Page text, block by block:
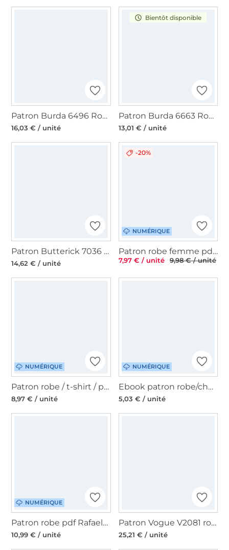
Patron Burda 6496 Robe, en français
16,03 € / unité
Bientôt disponible
Patron Burda 6663 Robe, en français
13,01 € / unité
Patron Butterick 7036 combinaison pour femmes, version papier, taille 32-40, en français
14,62 € / unité
NUMÉRIQUE
-20%
Patron robe femme pdf Elele Long TOSCAminni Schnittmanufaktur, en allemand
7,97 € / unité 9,98 € / unité
NUMÉRIQUE
Patron robe / t-shirt / pullover femme pdf Freda TINAlisa, en allemand
8,97 € / unité
NUMÉRIQUE
Ebook patron robe/chemisier en gaze de coton femme pdf Ingwa Sew Simple, en allemand
5,03 € / unité
NUMÉRIQUE
Patron robe pdf Rafaela C/D-Cup La Bavarese, en allemand
10,99 € / unité
Patron Vogue V2081 robe portefeuille femme, taille 44-52, en français
25,21 € / unité